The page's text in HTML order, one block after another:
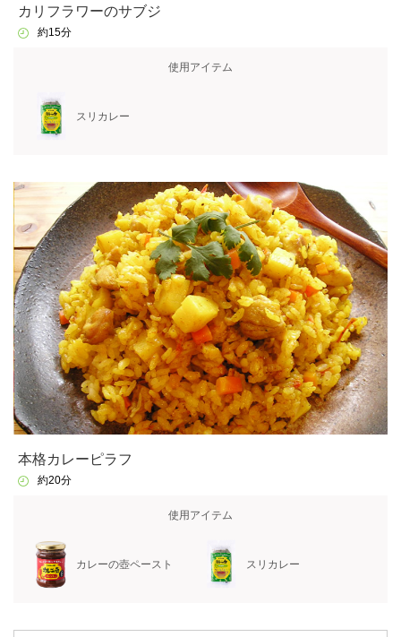
カリフラワーのサブジ
約15分
使用アイテム
スリカレー
本格カレーピラフ
約20分
使用アイテム
カレーの壺ペースト スリカレー